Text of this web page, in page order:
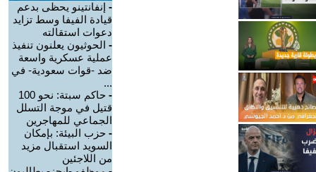
- إنفانتينو يحظى بدعم
قيادة الفيفا وسط تزايد
دعوات استقالته
- الحوثيون يعلنون تنفيذ
عملية عسكرية واسعة
ضد -قوات سعودية- في
...
-
حاكم سبتة: نحو 100
قتيل في موجة التسلل
الجماعي للمهاجرين
- حزب البيئة: بإمكان
السويد استقبال مزيد
من اللاجئين